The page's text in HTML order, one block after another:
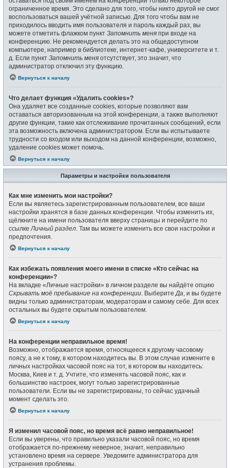
ограниченное время. Это сделано для того, чтобы никто другой не смог
воспользоваться вашей учётной записью. Для того чтобы вам не
приходилось вводить имя пользователя и пароль каждый раз, вы
можете отметить флажком пункт Запомнить меня при входе на
конференцию. Не рекомендуется делать это на общедоступном
компьютере, например в библиотеке, интернет-кафе, университете и т.
д. Если пункт Запомнить меня отсутствует, это значит, что
администратор отключил эту функцию.
Вернуться к началу
Что делает функция «Удалить cookies»?
Она удаляет все созданные cookies, которые позволяют вам
оставаться авторизованным на этой конференции, а также выполняют
другие функции, такие как отслеживание прочитанных сообщений, если
эта возможность включена администратором. Если вы испытываете
трудности со входом или выходом на данной конференции, возможно,
удаление cookies может помочь.
Вернуться к началу
Параметры и настройки пользователя
Как мне изменить мои настройки?
Если вы являетесь зарегистрированным пользователем, все ваши
настройки хранятся в базе данных конференции. Чтобы изменить их,
щёлкните на имени пользователя вверху страницы и перейдите по
ссылкеЛичный раздел. Там вы можете изменить все свои настройки и
предпочтения.
Вернуться к началу
Как избежать появления моего имени в списке «Кто сейчас на
конференции»?
На вкладке «Личные настройки» в личном разделе вы найдёте опцию
Скрывать моё пребывание на конференции. ВыберитеДа, и вы будете
видны только администраторам, модераторам и самому себе. Для всех
остальных вы будете скрытым пользователем.
Вернуться к началу
На конференции неправильное время!
Возможно, отображается время, относящееся к другому часовому
поясу, а не к тому, в котором находитесь вы. В этом случае измените в
личных настройках часовой пояс на тот, в котором вы находитесь:
Москва, Киев и т. д. Учтите, что изменять часовой пояс, как и
большинство настроек, могут только зарегистрированные
пользователи. Если вы не зарегистрированы, то сейчас удачный
момент сделать это.
Вернуться к началу
Я изменил часовой пояс, но время всё равно неправильное!
Если вы уверены, что правильно указали часовой пояс, но время
отображается по-прежнему неверное, значит, неправильно
установлено время на сервере. Уведомите администратора для
устранения проблемы.